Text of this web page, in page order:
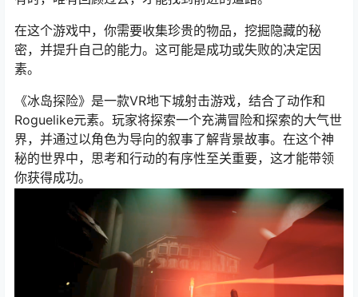
在这个游戏中，你需要收集珍贵的物品，挖掘隐藏的秘
密，并提升自己的能力。这可能是成功或失败的决定因
素。
《冰岛探险》是一款VR地下城射击游戏，结合了动作和
Roguelike元素。玩家将探索一个充满冒险和探索的大气世
界，并通过以角色为导向的叙事了解背景故事。在这个神
秘的世界中，思考和行动的有序性至关重要，这才能带领
你获得成功。